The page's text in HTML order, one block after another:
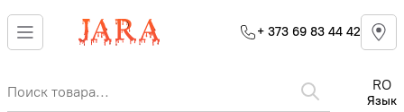
+ 373 69 83 44 42
RO
Язык